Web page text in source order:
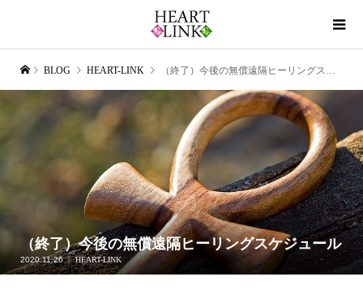
BLOG HEART-LINK （終了）今後の無償遠隔ヒーリングスケジュール
（終了）今後の無償遠隔ヒーリングスケジュール
2020.11.26 HEART-LINK